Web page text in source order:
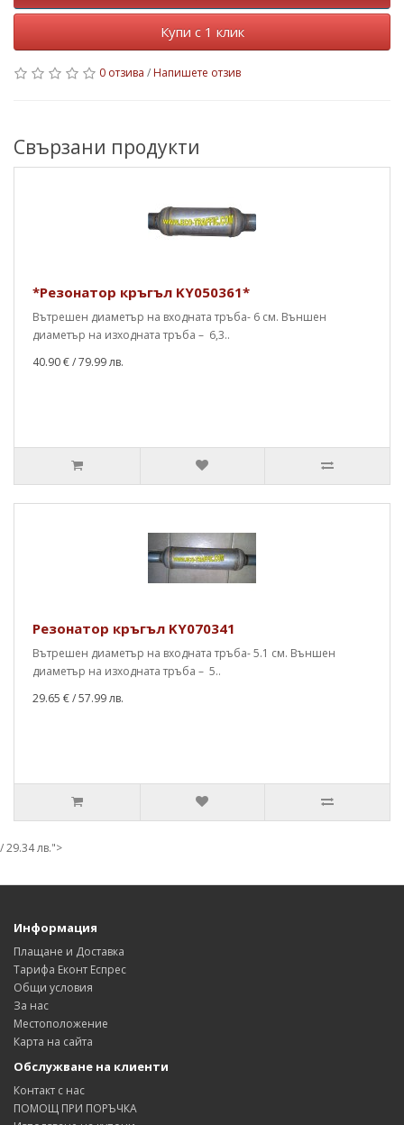
Купи с 1 клик
0 отзива / Напишете отзив
Свързани продукти
*Резонатор кръгъл KY050361*
Вътрешен диаметър на входната тръба- 6 см. Външен
диаметър на изходната тръба – 6,3..
40.90 €/ 79.99 лв.
Резонатор кръгъл KY070341
Вътрешен диаметър на входната тръба- 5.1 см. Външен
диаметър на изходната тръба – 5..
29.65 €/ 57.99 лв.
/ 29.34 лв.">
Информация
Плащане и Доставка
Тарифа Еконт Еспрес
Общи условия
За нас
Местоположение
Карта на сайта
Обслужване на клиенти
Контакт с нас
ПОМОЩ ПРИ ПОРЪЧКА